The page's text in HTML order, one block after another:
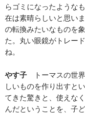
らゴミになったような
在は素晴らしいと思い
の転換みたいなものを
た。丸い眼鏡がトレー
ね。
やす子 トーマスの世
しいものを作り出すと
てきた驚きと、使えな
んだということを、子